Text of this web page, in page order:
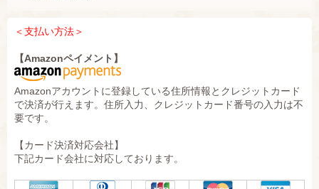
＜支払い方法＞
【Amazonペイメント】
Amazonアカウントに登録している住所情報とクレジットカード
で決済が行えます。住所入力、クレジットカード番号の入力は不
要です。
【カード決済対応会社】
下記カード会社に対応しております。